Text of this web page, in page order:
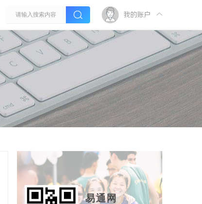
我的账户
易通网